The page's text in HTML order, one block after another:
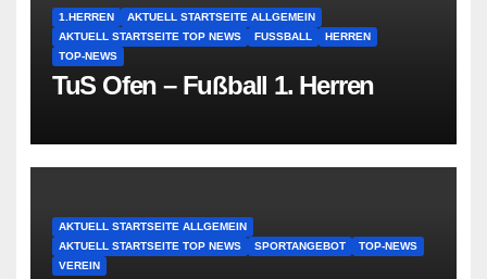
1.HERREN
AKTUELL STARTSEITE ALLGEMEIN
AKTUELL STARTSEITE TOP NEWS
FUSSBALL
HERREN
TOP-NEWS
TuS Ofen – Fußball 1. Herren
AKTUELL STARTSEITE ALLGEMEIN
AKTUELL STARTSEITE TOP NEWS
SPORTANGEBOT
TOP-NEWS
VEREIN